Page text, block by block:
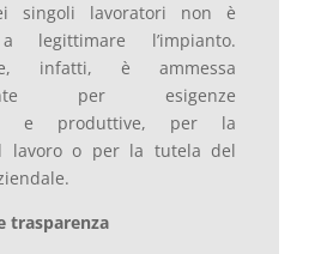
singoli lavoratori non è
legittimare l’impianto.
infatti, è ammessa
per esigenze
e produttive, per la
lavoro o per la tutela del
trasparenza